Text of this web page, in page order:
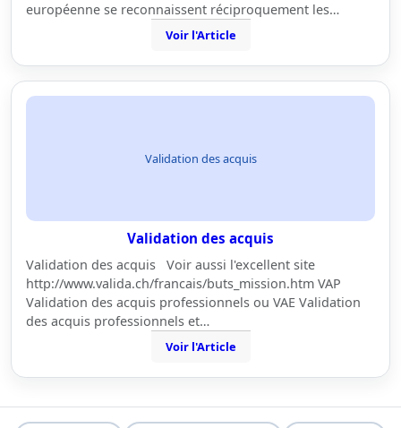
européenne se reconnaissent réciproquement les…
Voir l'Article
Validation des acquis
Validation des acquis
Validation des acquis Voir aussi l'excellent site
http://www.valida.ch/francais/buts_mission.htm VAP
Validation des acquis professionnels ou VAE Validation
des acquis professionnels et…
Voir l'Article